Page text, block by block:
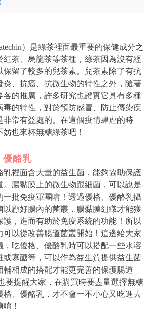
）是綠茶裡面最重要的保健成分之
紅茶、烏龍茶等茶種，綠茶因為沒有經
保留了較多的兒茶素。兒茶素除了有抗
炎、抗癌、抗微生物的特性之外，隨著
各的推廣，許多研究也證實它具有多種
毒的特性，對於預防感冒、防止傳染疾
非常有益處的。在這個疫情肆虐的時
妨也來杯無糖綠茶吧！
優酪乳
乳裡面含大量的益生菌，能夠協助保護
。腸黏膜上的微生物跟細菌，可以說是
一批免疫軍團唷！透過優格、優酪乳攝
以顧好腸內的菌叢，腸黏膜組織才能獲
護，進而有助於免疫系統的功能！所以
可以從改善腸道菌叢開始！這邊給大家
，吃優格、優酪乳時可以搭配一些水溶
或寡醣等，可以作為益生質提供益生菌
輔相成的搭配才能更完善的保護腸道
要提醒大家，在購買時要盡量選擇無糖
格、優酪乳，才不會一不小心又吃進去
！